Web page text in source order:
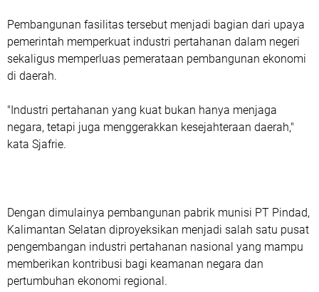
Pembangunan fasilitas tersebut menjadi bagian dari upaya
pemerintah memperkuat industri pertahanan dalam negeri
sekaligus memperluas pemerataan pembangunan ekonomi
di daerah.
"Industri pertahanan yang kuat bukan hanya menjaga
negara, tetapi juga menggerakkan kesejahteraan daerah,"
kata Sjafrie.
Dengan dimulainya pembangunan pabrik munisi PT Pindad,
Kalimantan Selatan diproyeksikan menjadi salah satu pusat
pengembangan industri pertahanan nasional yang mampu
memberikan kontribusi bagi keamanan negara dan
pertumbuhan ekonomi regional.